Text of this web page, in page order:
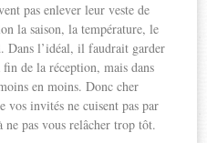
pas enlever leur veste de
la saison, la température, le
Dans l’idéal, il faudrait garder
fin de la réception, mais dans
en moins. Donc cher
vos invités ne cuisent pas par
ne pas vous relâcher trop tôt.